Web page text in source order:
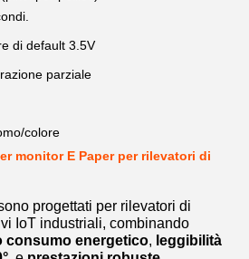
di default 3.5V
parziale
colore
monitor E Paper per rilevatori di
progettati per rilevatori di
IoT industriali, combinando
consumo energetico, leggibilità